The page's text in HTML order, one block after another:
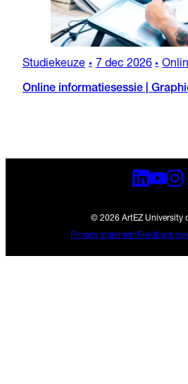
Studiekeuze • 7 dec 2026 •
Online informatiesessie |
© 2026 ArtEZ University
Privacy statementFeedback